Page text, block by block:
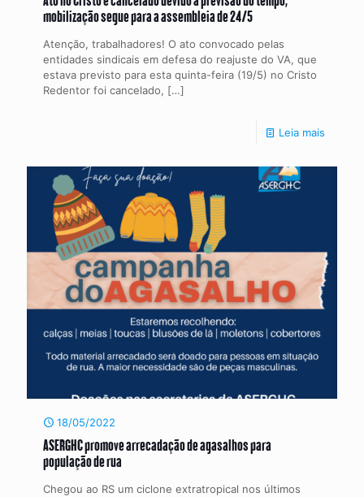
mobilização segue para a assembleia de 24/5
Atenção, trabalhadores! O ato convocado pelas
entidades sindicais em defesa do reajuste do VA, que
estava previsto para esta quinta-feira (19/5) no Cristo
Redentor foi cancelado, […]
Leia mais
18/05/2022
ASERGHC promove arrecadação de agasalhos para
população de rua
Chegou ao RS um ciclone extratropical nos últimos